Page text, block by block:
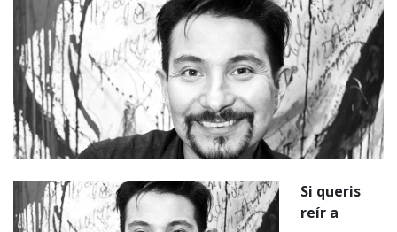
Si queris
reír a